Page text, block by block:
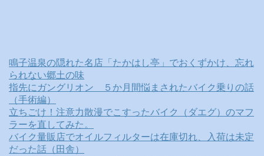
鳴子温泉の隠れた名店「たかはし亭」でおくずかけ、忘れ
られない郷土の味
指先にガングリオン ５か月間悩まされたバイク乗りの話
（手術編）
立ちごけ！注意力散漫でこすったバイク（ダエグ）のマフ
ラーを直してみた。
バイク量販店でオイルフィルターは在庫切れ、入荷は未定
だった話（田舎）